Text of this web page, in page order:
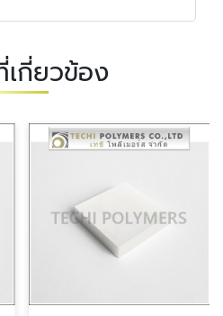
กี่ยวข้อง